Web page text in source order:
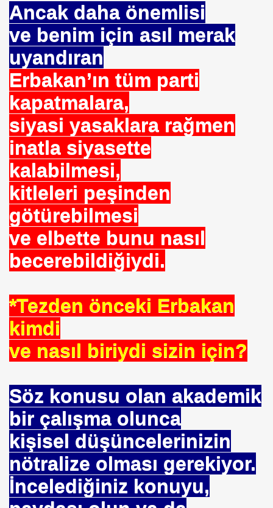
Ancak daha önemlisi
ve benim için asıl merak
uyandıran
Erbakan’ın tüm parti
kapatmalara,
siyasi yasaklara rağmen
inatla siyasette
kalabilmesi,
kitleleri peşinden
götürebilmesi
ve elbette bunu nasıl
becerebildiğiydi.
*Tezden önceki Erbakan
kimdi
ve nasıl biriydi sizin için?
Söz konusu olan akademik
bir çalışma olunca
kişisel düşüncelerinizin
nötralize olması gerekiyor.
İncelediğiniz konuyu,
"DUA"LAR
MUSEVIMI OLUR
YAPABILIR
ÖNLENEMEZ
ABDURRAHIM BARINA "sÖZÜ"
BENI KUCAKLAYAN ILK BEYAZ LIDER. ERBAKAN
ORUCU NEDIR
KRITERLERIMI KOPENHAĞ
EMRINDE. PROF KENAN DEMIRKOL
VİRÜS"
MERKEZI AÇILDI
MEHMET